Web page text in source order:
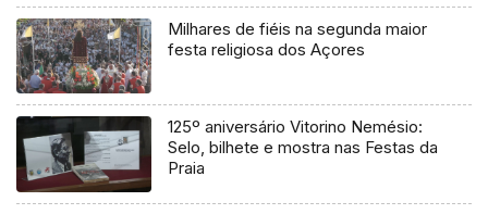
Milhares de fiéis na segunda maior
festa religiosa dos Açores
125º aniversário Vitorino Nemésio:
Selo, bilhete e mostra nas Festas da
Praia